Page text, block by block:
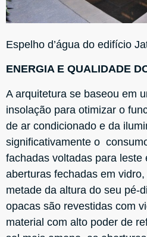
Espelho d’água do edifício
ENERGIA E QUALIDADE
A arquitetura se baseou em
insolação para otimizar o
de ar condicionado e da
significativamente o
fachadas voltadas para leste
aberturas fechadas em
metade da altura do seu pé-
opacas são revestidas com
material com alto poder de